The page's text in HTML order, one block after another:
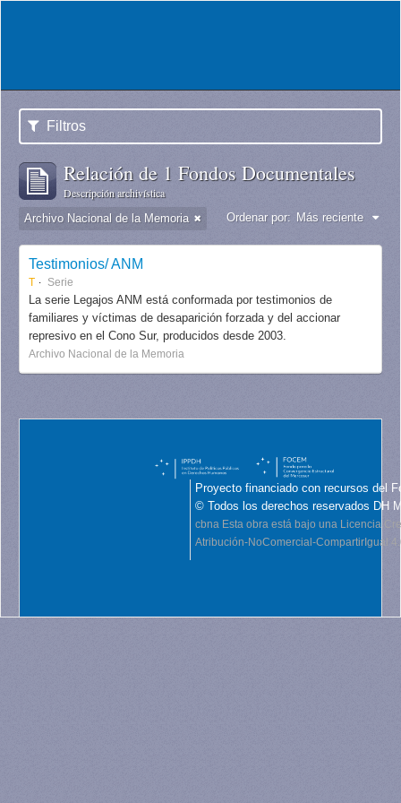
Filtros
Relación de 1 Fondos Documentales
Descripción archivística
Archivo Nacional de la Memoria Ordenar por: Más reciente
Testimonios/ ANM
T Serie
La serie Legajos ANM está conformada por testimonios de
familiares y víctimas de desaparición forzada y del accionar
represivo en el Cono Sur, producidos desde 2003.
Archivo Nacional de la Memoria
Proyecto financiado con recursos del
© Todos los derechos reservados DH
cbna Esta obra está bajo una Licencia
Atribución-NoComercial-CompartirIgual